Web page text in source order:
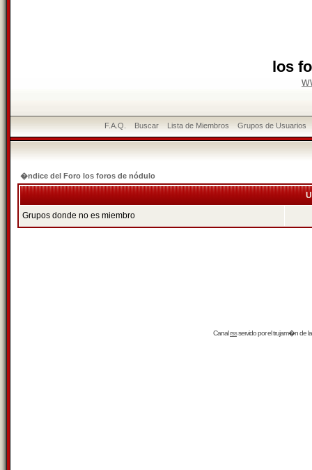
los
F.A.Q. Buscar Lista de Miembros Grupos de Usuarios
�ndice del Foro los foros de nódulo
Grupos donde no es miembro
Canalrssservido por eltrujam�nde